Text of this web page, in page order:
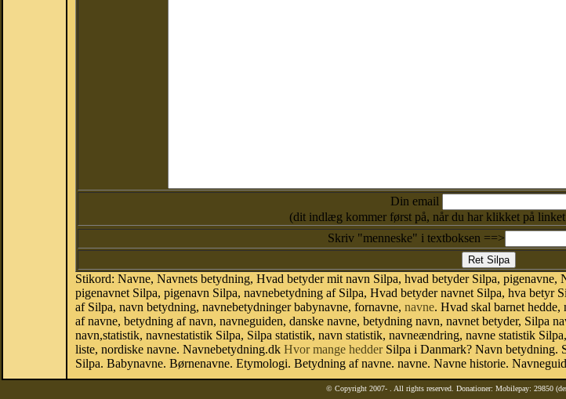
Din email
(dit indlæg kommer først på, når du har klikket på
Skriv "menneske" i textboksen ==>
Stikord: Navne, Navnets betydning, Hvad betyder mit navn Silpa, hvad betyder Silpa, pigenavne,
pigenavnet Silpa, pigenavn Silpa, navnebetydning af Silpa, Hvad betyder navnet Silpa, hva betyr
af Silpa, navn betydning, navnebetydninger babynavne, fornavne, navne. Hvad skal barnet
af navne, betydning af navn, navneguiden, danske navne, betydning navn, navnet betyder, Silpa
navn,statistik, navnestatistik Silpa, Silpa statistik, navn statistik, navneændring, navne statistik
liste, nordiske navne. Navnebetydning.dk Hvor mange hedderSilpa i Danmark? Navn betydning.
Silpa. Babynavne. Børnenavne. Etymologi. Betydning af navne. navne. Navne historie.
© Copyright 2007- . All rights reserved. Donationer: Mobilepay: 29850